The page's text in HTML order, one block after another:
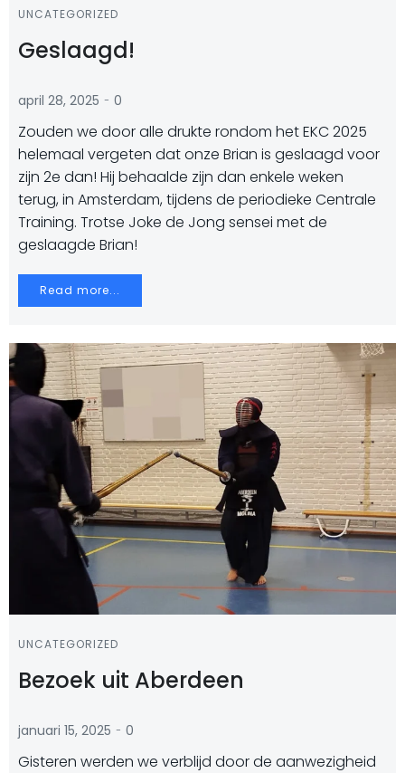
UNCATEGORIZED
Geslaagd!
april 28, 2025 - 0
Zouden we door alle drukte rondom het EKC 2025
helemaal vergeten dat onze Brian is geslaagd voor
zijn 2e dan! Hij behaalde zijn dan enkele weken
terug, in Amsterdam, tijdens de periodieke Centrale
Training. Trotse Joke de Jong sensei met de
geslaagde Brian!
Read more...
UNCATEGORIZED
Bezoek uit Aberdeen
januari 15, 2025 - 0
Gisteren werden we verblijd door de aanwezigheid